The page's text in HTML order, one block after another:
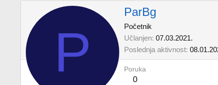
P
ParBg
Početnik
Učlanjen 07.03.2021.
Poslednja aktivnost
Poruka
0